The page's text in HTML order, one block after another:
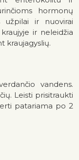
hormonų
užpilai ir nuovirai
ir neleidžia
kraujagyslių.
vandens.
Leisti prisitraukti
patariama po 2